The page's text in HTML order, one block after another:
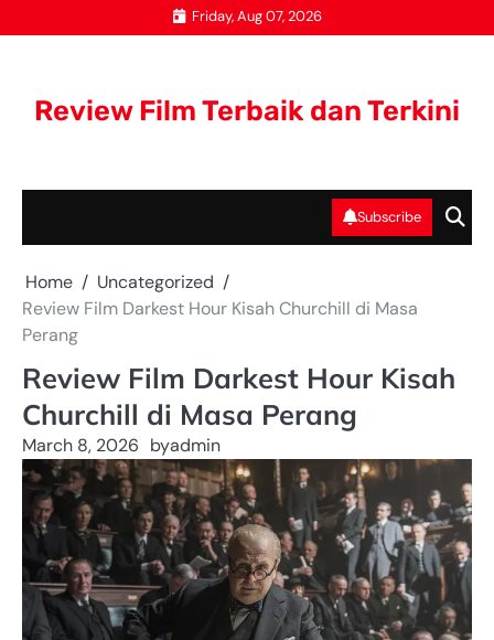
to
Friday, Aug 07, 2026
Review Film Terbaik dan Terkini
Subscribe
Home
Uncategorized
Review Film Darkest Hour Kisah Churchill di Masa
Perang
Review Film Darkest Hour Kisah
Churchill di Masa Perang
March 8, 2026 byadmin